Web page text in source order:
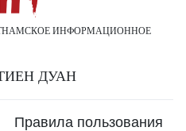
ИНФОРМАЦИОННОЕ
ТИЕН ДУАН
Правила пользования